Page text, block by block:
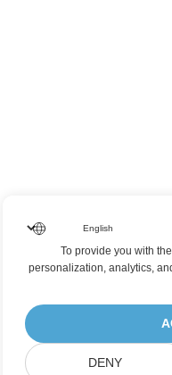
To provide you with
personalization, analytics,
DENY